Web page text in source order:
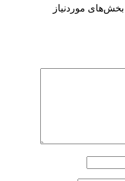
بخش‌های موردنیاز